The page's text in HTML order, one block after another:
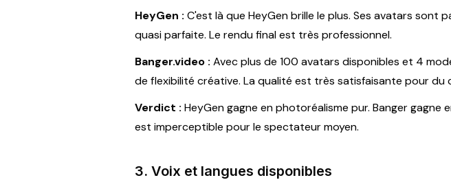
HeyGen : C'est là que HeyGen brille le plus. Ses avatars sont
quasi parfaite. Le rendu final est très professionnel.
Banger.video : Avec plus de 100 avatars disponibles et 4
de flexibilité créative. La qualité est très satisfaisante pour du
Verdict : HeyGen gagne en photoréalisme pur. Banger
est imperceptible pour le spectateur moyen.
3. Voix et langues disponibles